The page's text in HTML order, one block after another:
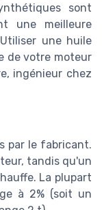
sont
une meilleure
une huile
de votre moteur
ingénieur chez
par le fabricant.
tandis qu'un
La plupart
à 2% (soit un